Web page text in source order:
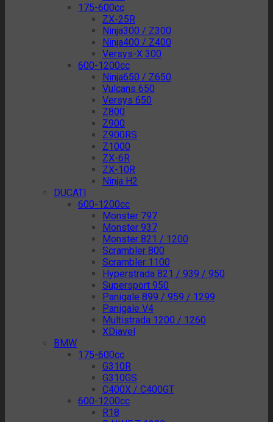
175-600cc
ZX-25R
Ninja300 / Z300
Ninja400 / Z400
Versys-X 300
600-1200cc
Ninja650 / Z650
Vulcans 650
Versys 650
Z800
Z900
Z900RS
Z1000
ZX-6R
ZX-10R
Ninja H2
DUCATI
600-1200cc
Monster 797
Monster 937
Monster 821 / 1200
Scrambler 800
Scrambler 1100
Hyperstrada 821 / 939 / 950
Supersport 950
Panigale 899 / 959 / 1299
Panigale V4
Multistrada 1200 / 1260
XDiavel
BMW
175-600cc
G310R
G310GS
C400X / C400GT
600-1200cc
R18